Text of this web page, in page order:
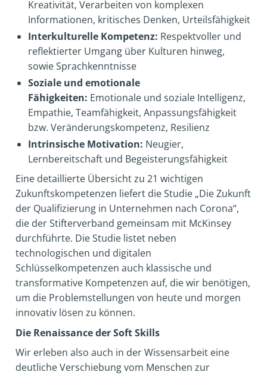
Kreativität, Verarbeiten von komplexen
Informationen, kritisches Denken, Urteilsfähigkeit
Interkulturelle Kompetenz: Respektvoller und
reflektierter Umgang über Kulturen hinweg,
sowie Sprachkenntnisse
Soziale und emotionale
Fähigkeiten: Emotionale und soziale Intelligenz,
Empathie, Teamfähigkeit, Anpassungsfähigkeit
bzw. Veränderungskompetenz, Resilienz
Intrinsische Motivation: Neugier,
Lernbereitschaft und Begeisterungsfähigkeit
Eine detaillierte Übersicht zu 21 wichtigen
Zukunftskompetenzen liefert die Studie „Die Zukunft
der Qualifizierung in Unternehmen nach Corona“,
die der Stifterverband gemeinsam mit McKinsey
durchführte. Die Studie listet neben
technologischen und digitalen
Schlüsselkompetenzen auch klassische und
transformative Kompetenzen auf, die wir benötigen,
um die Problemstellungen von heute und morgen
innovativ lösen zu können.
Die Renaissance der Soft Skills
Wir erleben also auch in der Wissensarbeit eine
deutliche Verschiebung vom Menschen zur